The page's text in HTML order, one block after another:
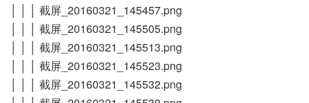
│ │ │ 截屏_20160321_145457.png
│ │ │ 截屏_20160321_145505.png
│ │ │ 截屏_20160321_145513.png
│ │ │ 截屏_20160321_145523.png
│ │ │ 截屏_20160321_145532.png